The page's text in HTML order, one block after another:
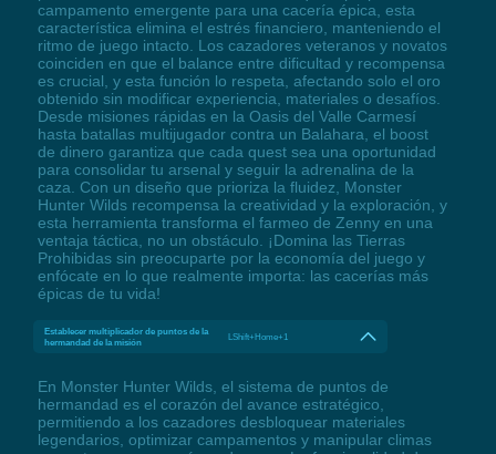
campamento emergente para una cacería épica, esta
característica elimina el estrés financiero, manteniendo el
ritmo de juego intacto. Los cazadores veteranos y novatos
coinciden en que el balance entre dificultad y recompensa
es crucial, y esta función lo respeta, afectando solo el oro
obtenido sin modificar experiencia, materiales o desafíos.
Desde misiones rápidas en la Oasis del Valle Carmesí
hasta batallas multijugador contra un Balahara, el boost
de dinero garantiza que cada quest sea una oportunidad
para consolidar tu arsenal y seguir la adrenalina de la
caza. Con un diseño que prioriza la fluidez, Monster
Hunter Wilds recompensa la creatividad y la exploración, y
esta herramienta transforma el farmeo de Zenny en una
ventaja táctica, no un obstáculo. ¡Domina las Tierras
Prohibidas sin preocuparte por la economía del juego y
enfócate en lo que realmente importa: las cacerías más
épicas de tu vida!
Establecer multiplicador de puntos de la
hermandad de la misión
LShift+Home+1
En Monster Hunter Wilds, el sistema de puntos de
hermandad es el corazón del avance estratégico,
permitiendo a los cazadores desbloquear materiales
legendarios, optimizar campamentos y manipular climas